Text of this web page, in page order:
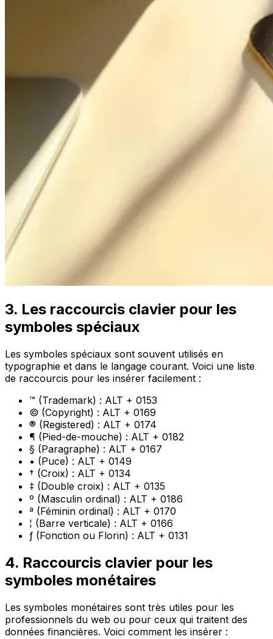
3. Les raccourcis clavier pour les
symboles spéciaux
Les symboles spéciaux sont souvent utilisés en
typographie et dans le langage courant. Voici une liste
de raccourcis pour les insérer facilement :
™ (Trademark) : ALT + 0153
© (Copyright) : ALT + 0169
® (Registered) : ALT + 0174
¶ (Pied-de-mouche) : ALT + 0182
§ (Paragraphe) : ALT + 0167
• (Puce) : ALT + 0149
† (Croix) : ALT + 0134
‡ (Double croix) : ALT + 0135
º (Masculin ordinal) : ALT + 0186
ª (Féminin ordinal) : ALT + 0170
¦ (Barre verticale) : ALT + 0166
ƒ (Fonction ou Florin) : ALT + 0131
4. Raccourcis clavier pour les
symboles monétaires
Les symboles monétaires sont très utiles pour les
professionnels du web ou pour ceux qui traitent des
données financières. Voici comment les insérer :